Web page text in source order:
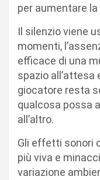
per aumentare
Il silenzio viene
momenti,
efficace di una
spazio all’attesa
giocatore resta
qualcosa possa
all’altro.
Gli effetti sonori
più viva e
variazione